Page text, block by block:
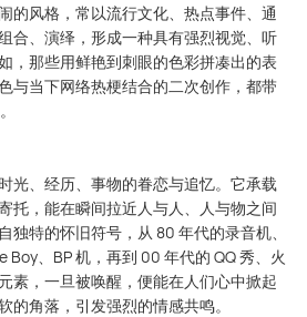
的风格，常以流行文化、热点事件、通
合、演绎，形成一种具有强烈视觉、听
，那些用鲜艳到刺眼的色彩拼凑出的表
与当下网络热梗结合的二次创作，都带
光、经历、事物的眷恋与追忆。它承载
托，能在瞬间拉近人与人、人与物之间
独特的怀旧符号，从 80 年代的录音机、
Boy、BP 机，再到 00 年代的 QQ 秀、火
素，一旦被唤醒，便能在人们心中掀起
的角落，引发强烈的情感共鸣。